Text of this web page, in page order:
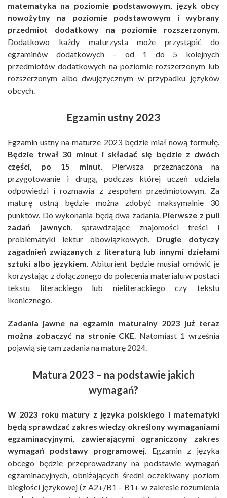
matematyka na poziomie podstawowym, język obcy
nowożytny na poziomie podstawowym i wybrany
przedmiot dodatkowy na poziomie rozszerzonym.
Dodatkowo każdy maturzysta może przystąpić do
egzaminów dodatkowych – od 1 do 5 kolejnych
przedmiotów dodatkowych na poziomie rozszerzonym lub
rozszerzonym albo dwujęzycznym w przypadku języków
obcych.
Egzamin ustny 2023
Egzamin ustny na maturze 2023 będzie miał nową formułę.
Będzie trwał 30 minut i składać się będzie z dwóch
części, po 15 minut. Pierwsza przeznaczona na
przygotowanie i drugą, podczas której uczeń udziela
odpowiedzi i rozmawia z zespołem przedmiotowym. Za
maturę ustną będzie można zdobyć maksymalnie 30
punktów. Do wykonania będą dwa zadania. Pierwsze z puli
zadań jawnych, sprawdzające znajomości treści i
problematyki lektur obowiązkowych. Drugie dotyczy
zagadnień związanych z literaturą lub innymi dziełami
sztuki albo językiem. Abiturient będzie musiał omówić je
korzystając z dołączonego do polecenia materiału w postaci
tekstu literackiego lub nieliterackiego czy tekstu
ikonicznego.
Zadania jawne na egzamin maturalny 2023 już teraz
można zobaczyć na stronie CKE. Natomiast 1 września
pojawią się tam zadania na maturę 2024.
Matura 2023 – na podstawie jakich
wymagań?
W 2023 roku matury z języka polskiego i matematyki
będą sprawdzać zakres wiedzy określony wymaganiami
egzaminacyjnymi, zawierającymi ograniczony zakres
wymagań podstawy programowej. Egzamin z języka
obcego będzie przeprowadzany na podstawie wymagań
egzaminacyjnych, obniżających średni oczekiwany poziom
biegłości językowej (z A2+/B1 – B1+ w zakresie rozumienia